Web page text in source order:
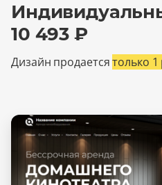
10 493 ₽
Дизайн продаетсятолько 1